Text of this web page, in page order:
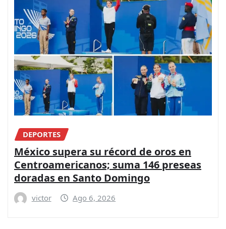
DEPORTES
México supera su récord de oros en
Centroamericanos; suma 146 preseas
doradas en Santo Domingo
victor Ago 6, 2026